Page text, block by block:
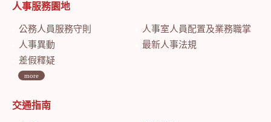
人事服務園地
公務人員服務守則
人事室人員配置及業務職掌
人事異動
最新人事法規
差假釋疑
more
交通指南